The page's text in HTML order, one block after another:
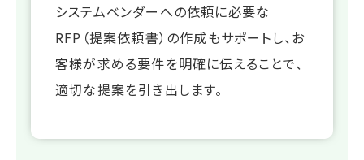
システムベンダーへの依頼に必要な
RFP（提案依頼書）の作成もサポートし、お
客様が求める要件を明確に伝えることで、
適切な提案を引き出します。